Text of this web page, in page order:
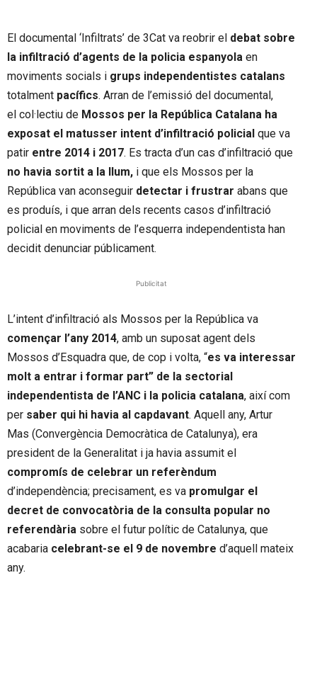
El documental ‘Infiltrats’ de 3Cat va reobrir el debat sobre
la infiltració d’agents de la policia espanyola en
moviments socials i grups independentistes catalans
totalment pacífics. Arran de l’emissió del documental,
el col·lectiu de Mossos per la República Catalana ha
exposat el matusser intent d’infiltració policial que va
patir entre 2014 i 2017. Es tracta d’un cas d’infiltració que
no havia sortit a la llum, i que els Mossos per la
República van aconseguir detectar i frustrar abans que
es produís, i que arran dels recents casos d’infiltració
policial en moviments de l’esquerra independentista han
decidit denunciar públicament.
Publicitat
L’intent d’infiltració als Mossos per la República va
començar l’any 2014, amb un suposat agent dels
Mossos d’Esquadra que, de cop i volta, “es va interessar
molt a entrar i formar part” de la sectorial
independentista de l’ANC i la policia catalana, així com
per saber qui hi havia al capdavant. Aquell any, Artur
Mas (Convergència Democràtica de Catalunya), era
president de la Generalitat i ja havia assumit el
compromís de celebrar un referèndum
d’independència; precisament, es va promulgar el
decret de convocatòria de la consulta popular no
referendària sobre el futur polític de Catalunya, que
acabaria celebrant-se el 9 de novembre d’aquell mateix
any.